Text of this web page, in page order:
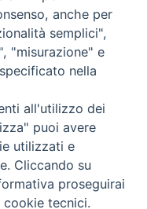
diritti riservati - Vita
Torna
anche per
semplici",
"misurazione" e
nella
all'utilizzo dei
puoi avere
utilizzati e
Cliccando su
proseguirai
cookie tecnici.